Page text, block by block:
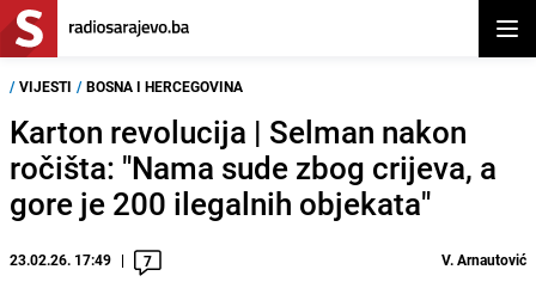
/ VIJESTI / BOSNA I HERCEGOVINA
Karton revolucija | Selman nakon
ročišta: "Nama sude zbog crijeva, a
gore je 200 ilegalnih objekata"
23.02.26. 17:49 7 V. Arnautović